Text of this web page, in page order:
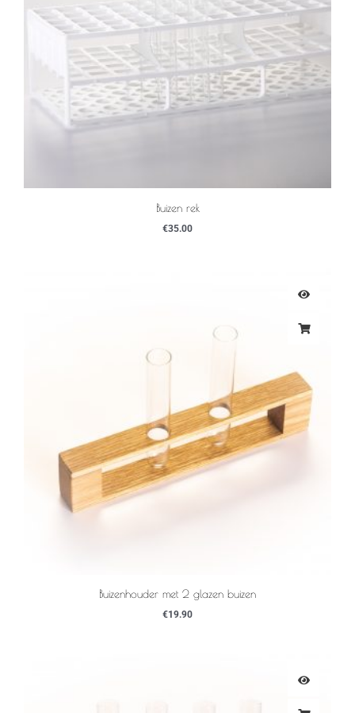
Buizen rek
€35.00
Buizenhouder met 2 glazen buizen
€19.90